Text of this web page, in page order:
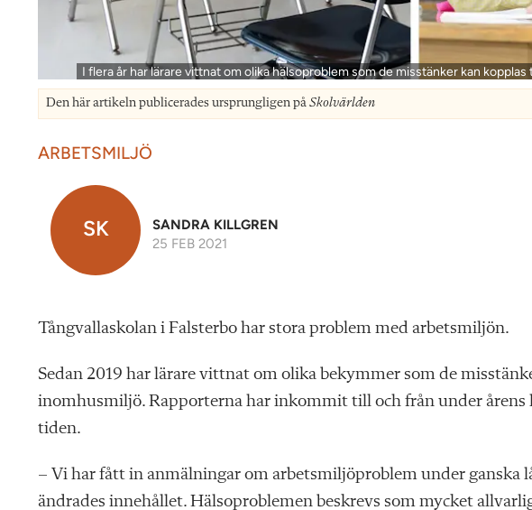
I flera år har lärare vittnat om olika hälsoproblem som de misstänker kan
Den här artikeln publicerades ursprungligen på Skolvärlden
ARBETSMILJÖ
SK
SANDRA KILLGREN
25 FEB 2021
Tångvallaskolan i Falsterbo har stora problem med arbetsmiljön.
Sedan 2019 har lärare vittnat om olika bekymmer som de
inomhusmiljö. Rapporterna har inkommit till och från under årens
tiden.
– Vi har fått in anmälningar om arbetsmiljöproblem under ganska
ändrades innehållet. Hälsoproblemen beskrevs som mycket